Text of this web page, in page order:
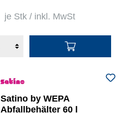
je Stk / inkl. MwSt
Satino by WEPA
Abfallbehälter 60 l